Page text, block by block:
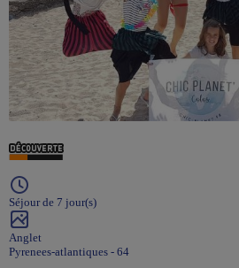
Séjour de 7 jour(s)
Anglet
Pyrenees-atlantiques - 64